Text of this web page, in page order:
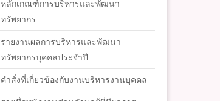
หลักเกณฑ์การบริหารและพัฒนา
ทรัพยากร
รายงานผลการบริหารและพัฒนา
ทรัพยากรบุคคลประจำปี
คำสั่งที่เกี่ยวข้องกับงานบริหารงานบุคคล